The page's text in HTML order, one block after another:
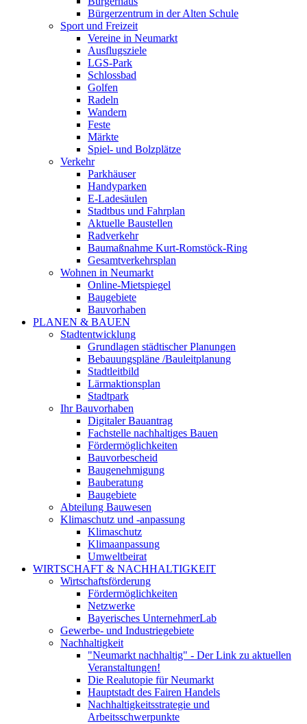
Bürgerzentrum in der Alten Schule
Sport und Freizeit
Vereine in Neumarkt
Ausflugsziele
LGS-Park
Schlossbad
Golfen
Radeln
Wandern
Feste
Märkte
Spiel- und Bolzplätze
Verkehr
Parkhäuser
Handyparken
E-Ladesäulen
Stadtbus und Fahrplan
Aktuelle Baustellen
Radverkehr
Baumaßnahme Kurt-Romstöck-Ring
Gesamtverkehrsplan
Wohnen in Neumarkt
Online-Mietspiegel
Baugebiete
Bauvorhaben
PLANEN & BAUEN
Stadtentwicklung
Grundlagen städtischer Planungen
Bebauungspläne /Bauleitplanung
Stadtleitbild
Lärmaktionsplan
Stadtpark
Ihr Bauvorhaben
Digitaler Bauantrag
Fachstelle nachhaltiges Bauen
Fördermöglichkeiten
Bauvorbescheid
Baugenehmigung
Bauberatung
Baugebiete
Abteilung Bauwesen
Klimaschutz und -anpassung
Klimaschutz
Klimaanpassung
Umweltbeirat
WIRTSCHAFT & NACHHALTIGKEIT
Wirtschaftsförderung
Fördermöglichkeiten
Netzwerke
Bayerisches UnternehmerLab
Gewerbe- und Industriegebiete
Nachhaltigkeit
"Neumarkt nachhaltig" - Der Link zu aktuellen
Veranstaltungen!
Die Realutopie für Neumarkt
Hauptstadt des Fairen Handels
Nachhaltigkeitsstrategie und
Arbeitsschwerpunkte